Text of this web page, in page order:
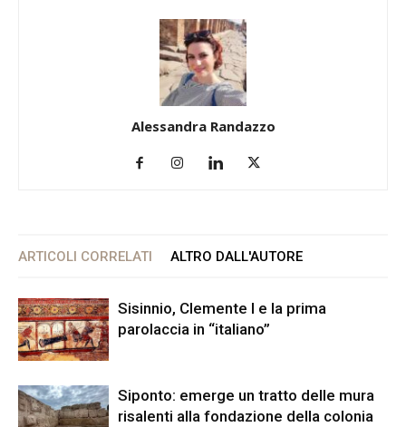
Alessandra Randazzo
ARTICOLI CORRELATI ALTRO DALL'AUTORE
Sisinnio, Clemente I e la prima
parolaccia in “italiano”
Siponto: emerge un tratto delle mura
risalenti alla fondazione della colonia